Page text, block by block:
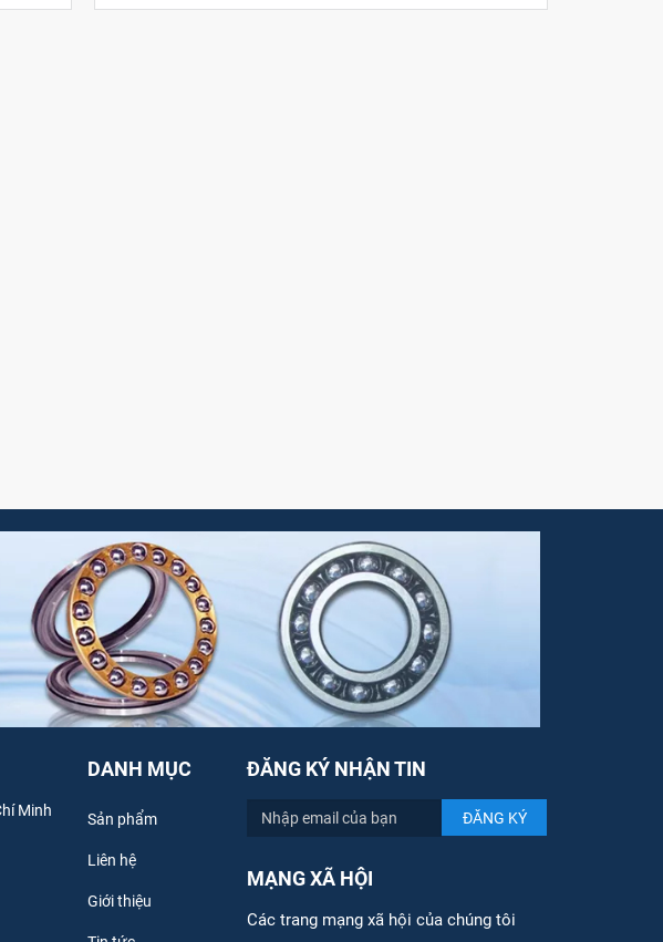
Minh
DANH MỤC
Sản phẩm
Liên hệ
Giới thiệu
ĐĂNG KÝ NHẬN TIN
MẠNG XÃ HỘI
Các trang mạng xã hội của chúng tôi